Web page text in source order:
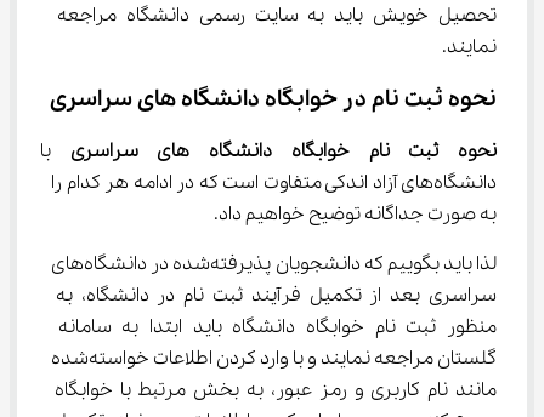
تحصیل خویش باید به سایت رسمی دانشگاه مراجعه
نمایند.
نحوه ثبت نام در خوابگاه دانشگاه های سراسری
نحوه ثبت نام خوابگاه دانشگاه های سراسری با
دانشگاه‌های آزاد اندکی متفاوت است که در ادامه هر کدام را
به صورت جداگانه توضیح خواهیم داد.
لذا باید بگوییم که دانشجویان پذیرفته‌شده در دانشگاه‌های
سراسری بعد از تکمیل فرآیند ثبت نام در دانشگاه، به
منظور ثبت نام خوابگاه دانشگاه باید ابتدا به سامانه
گلستان مراجعه نمایند و با وارد کردن اطلاعات خواسته‌شده
مانند نام کاربری و رمز عبور، به بخش مرتبط با خوابگاه